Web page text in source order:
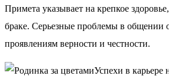
Примета указывает на крепкое
браке. Серьезные проблемы в общении
проявлениям верности и честности.
Успехи в